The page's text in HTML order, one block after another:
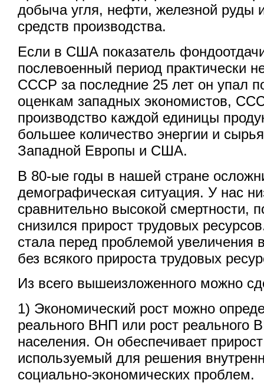
добыча угля, нефти, железной руды
средств производства.
Если в США показатель
послевоенный период практически
СССР за последние 25 лет он упал
оценкам западных экономистов,
производство каждой единицы
большее количество энергии и
Западной Европы и США.
В 80-ые годы в нашей стране
демографическая ситуация. У нас
сравнительно высокой смертности,
снизился прирост трудовых
стала перед проблемой увеличения
без всякого прироста трудовых
Из всего вышеизложенного можно
1) Экономический рост можно
реального ВНП или рост реального
населения. Он обеспечивает
используемый для решения
социально-экономических проблем.